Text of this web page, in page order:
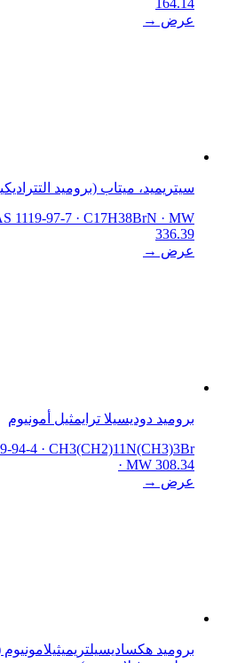
عرض →
سيتريميد، ميتاب (بروميد
1119-97-7 · C17H38BrN · MW
336.39
عرض →
بروميد دوديسيلا ترايمثيل أمونيوم
94-4 · CH3(CH2)11N(CH3)3Br
· MW 308.34
عرض →
بروميد هكساديسيلتريميثيلامونيوم